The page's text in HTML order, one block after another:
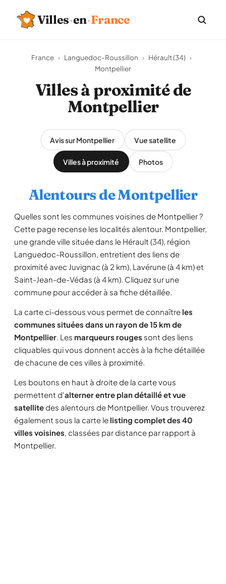
Villes·en·France
France › Languedoc-Roussillon › Hérault (34) ›
Montpellier
Villes à proximité de
Montpellier
Avis sur Montpellier Vue satellite
Villes à proximité Photos
Alentours de Montpellier
Quelles sont les communes voisines de Montpellier ?
Cette page recense les localités alentour. Montpellier,
une grande ville située dans le Hérault (34), région
Languedoc-Roussillon, entretient des liens de
proximité avec Juvignac (à 2 km), Lavérune (à 4 km) et
Saint-Jean-de-Védas (à 4 km). Cliquez sur une
commune pour accéder à sa fiche détaillée.
La carte ci-dessous vous permet de connaître les
communes situées dans un rayon de 15 km de
Montpellier. Les marqueurs rouges sont des liens
cliquables qui vous donnent accès à la fiche détaillée
de chacune de ces villes à proximité.
Les boutons en haut à droite de la carte vous
permettent d'alterner entre plan détaillé et vue
satellitedes alentours de Montpellier. Vous trouverez
également sous la carte le listing complet des 40
villes voisines, classées par distance par rapport à
Montpellier.